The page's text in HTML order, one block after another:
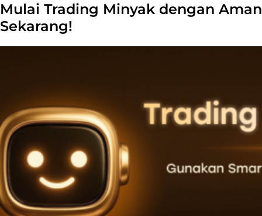
Mulai Trading Minyak dengan Aman
Sekarang!